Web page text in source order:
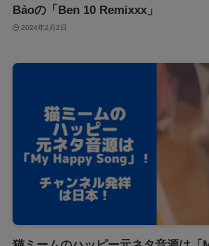
Bảoの「Ben 10 Remixxx」
2024年2月2日